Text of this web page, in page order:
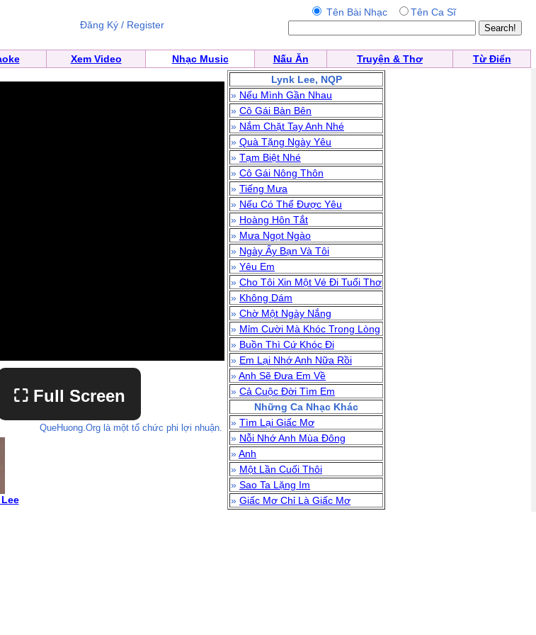
Đăng Ký / Register
Tên Bài Nhạc Tên Ca Sĩ
Xem Video Nhạc Music Nấu Ăn Truyện & Thơ
Từ Điển
⛶ Full Screen
QueHuong.Org là một tổ chức phi lợi nhuận.
Lynk Lee, NQP
» Nếu Mình Gần Nhau
» Cô Gái Bàn Bên
» Nắm Chặt Tay Anh Nhé
» Quà Tặng Ngày Yêu
» Tạm Biệt Nhé
» Cô Gái Nông Thôn
» Tiếng Mưa
» Nếu Có Thể Được Yêu
» Hoàng Hôn Tắt
» Mưa Ngọt Ngào
» Ngày Ấy Bạn Và Tôi
» Yêu Em
» Cho Tôi Xin Một Vé Đi Tuổi Thơ
» Không Dám
» Chờ Một Ngày Nắng
» Mỉm Cười Mà Khóc Trong Lòng
» Buồn Thì Cứ Khóc Đi
» Em Lại Nhớ Anh Nữa Rồi
»Anh Sẽ Đưa Em Về
» Cả Cuộc Đời Tìm Em
Những Ca Nhạc Khác
» Tìm Lại Giấc Mơ
» Nỗi Nhớ Anh Mùa Đông
»Anh
» Một Lần Cuối Thôi
» Sao Ta Lặng Im
» Giấc Mơ Chỉ Là Giấc Mơ